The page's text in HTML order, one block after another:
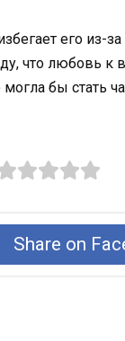
его из-
что любовь
бы стать
Share on